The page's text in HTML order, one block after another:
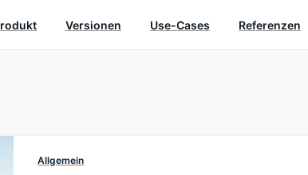
Versionen Use-Cases Referenzen
Allgemein